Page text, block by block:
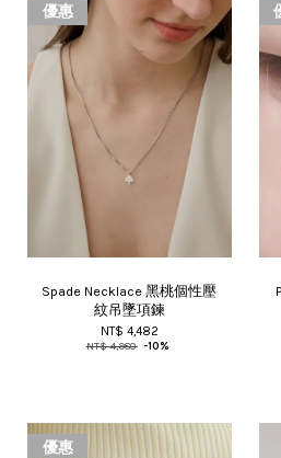
優惠
Spade Necklace 黑桃個性壓
紋吊墜項鍊
NT$ 4,482
NT$ 4,980 -10%
優惠